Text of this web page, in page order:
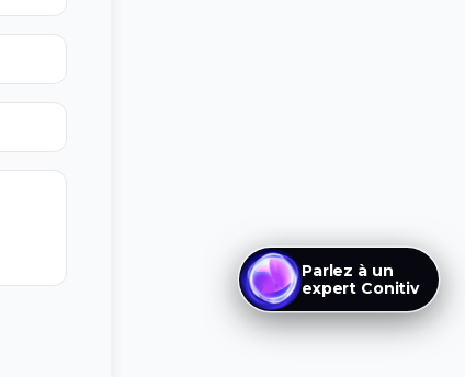
Parlez à un
expert Conitiv